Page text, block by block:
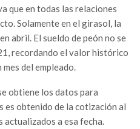
que en todas las relaciones
Solamente en el girasol, la
abril. El sueldo de peón no se
recordando el valor histórico
del empleado.
obtiene los datos para
es obtenido de la cotización al
a esa fecha.